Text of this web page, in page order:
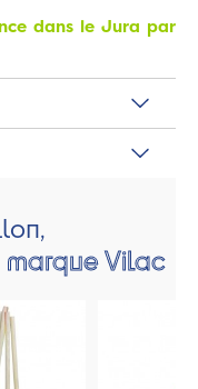
dans le Jura par
Vilac